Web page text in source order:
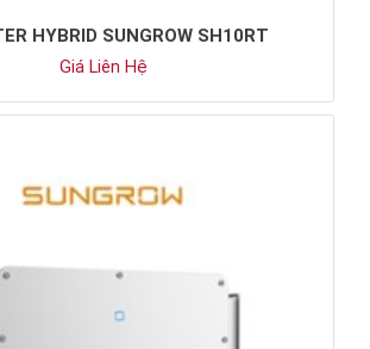
HYBRID SUNGROW SH10RT
Giá Liên Hệ